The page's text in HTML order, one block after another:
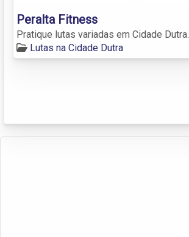
Peralta Fitness
Pratique lutas variadas em Cidade Dutra.
Lutas na Cidade Dutra